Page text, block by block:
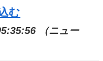
む
（ニュー